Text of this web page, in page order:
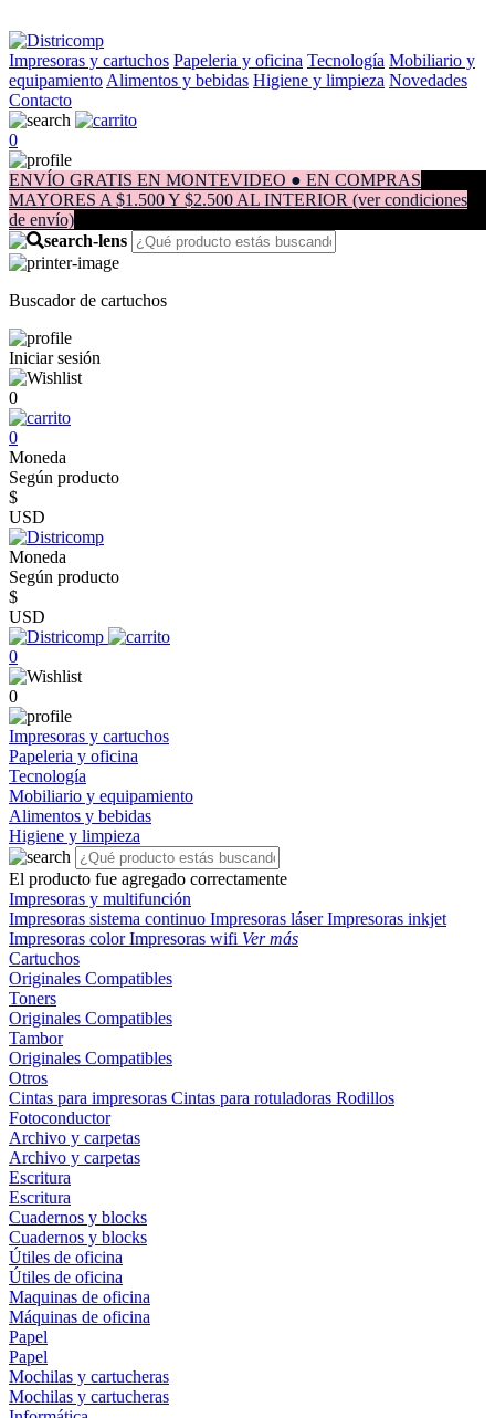
Impresoras y cartuchos Papeleria y oficina Tecnología Mobiliario y
equipamiento Alimentos y bebidas Higiene y limpieza Novedades
Contacto
0
ENVÍO GRATIS EN MONTEVIDEO ● EN COMPRAS
MAYORES A $1.500 Y $2.500 AL INTERIOR (ver condiciones
de envío)
Buscador de cartuchos
Iniciar sesión
0
0
Moneda
Según producto
$
USD
Moneda
Según producto
$
USD
0
0
Impresoras y cartuchos
Papeleria y oficina
Tecnología
Mobiliario y equipamiento
Alimentos y bebidas
Higiene y limpieza
El producto fue agregado correctamente
Impresoras y multifunción
Impresoras sistema continuo Impresoras láserImpresoras inkjet
Impresoras colorImpresoras wifi Ver más
Cartuchos
Originales Compatibles
Toners
Originales Compatibles
Tambor
Originales Compatibles
Otros
Cintas para impresoras Cintas para rotuladoras Rodillos
Fotoconductor
Archivo y carpetas
Archivo y carpetas
Escritura
Escritura
Cuadernos y blocks
Cuadernos y blocks
Útiles de oficina
Útiles de oficina
Maquinas de oficina
Máquinas de oficina
Papel
Papel
Mochilas y cartucheras
Mochilas y cartucheras